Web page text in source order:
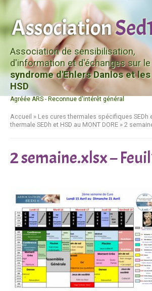
Association de sensibilisation,
d'information et d'échanges sur le
syndrome d'Ehlers Danlos et les
HSD
Agréée ARS - Reconnue d'intérêt général
Accueil » Les cures thermales spécifiques SEDh
thermale SEDh et HSD au MONT DORE » 2
2 semaine.xlsx –